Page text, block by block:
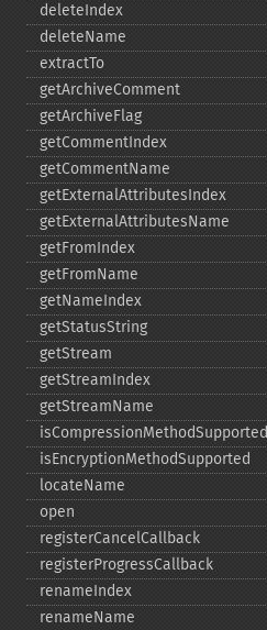
deleteIndex
deleteName
extractTo
getArchiveComment
getArchiveFlag
getCommentIndex
getCommentName
getExternalAttributesIndex
getExternalAttributesName
getFromIndex
getFromName
getNameIndex
getStatusString
getStream
getStreamIndex
getStreamName
isCompressionMethodSupported
isEncryptionMethodSupported
locateName
open
registerCancelCallback
registerProgressCallback
renameIndex
renameName